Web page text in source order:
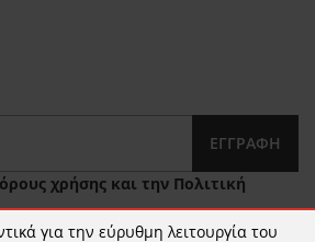
ΕΓΓΡΑΦΉ
όρους χρήσης και την Πολιτική
για την εύρυθμη λειτουργία του